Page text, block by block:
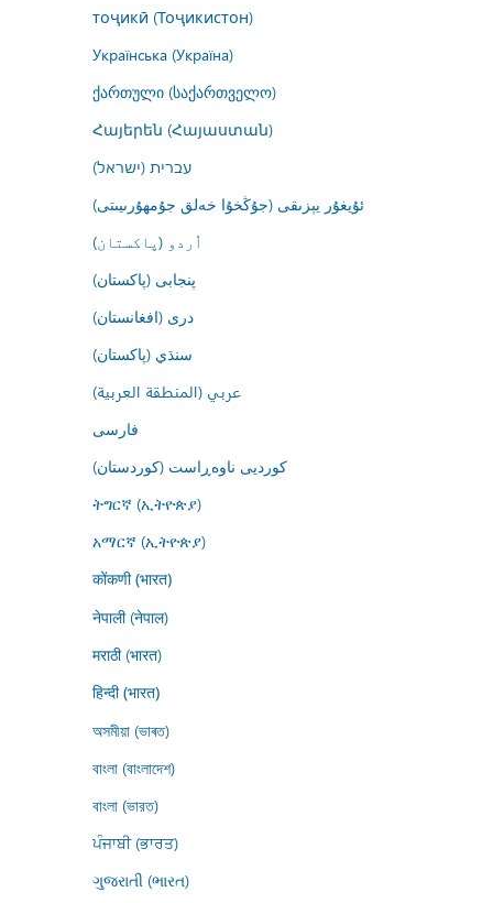
тоҷикӣ (Тоҷикистон)
Українська (Україна)
ქართული (საქართველო)
Հայերեն (Հայաստան)
עברית (ישראל)
ئۇيغۇر يېزىقى (جۇڭخۇا خەلق جۇمھۇرىيىتى)
اُردو (پاکستان)
پنجابی (پاکستان)
درى (افغانستان)
سنڌي (پاکستان)
عربي (المنطقة العربية)
فارسى
کوردیی ناوەڕاست (کوردستان)
ትግርኛ (ኢትዮጵያ)
አማርኛ (ኢትዮጵያ)
कोंकणी (भारत)
नेपाली (नेपाल)
मराठी (भारत)
हिन्दी (भारत)
অসমীয়া (ভাৰত)
বাংলা (বাংলাদেশ)
বাংলা (ভারত)
ਪੰਜਾਬੀ (ਭਾਰਤ)
ગુજરાતી (ભારત)